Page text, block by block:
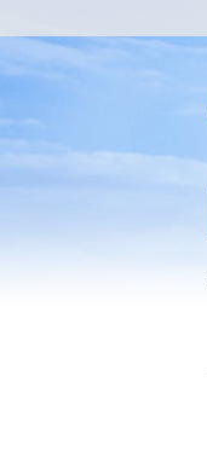
打
无
障